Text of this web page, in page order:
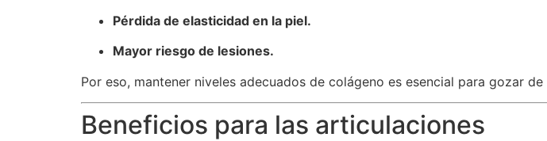
Pérdida de elasticidad en la piel.
Mayor riesgo de lesiones.
Por eso, mantener niveles adecuados de colágeno es esencial para gozar de
Beneficios para las articulaciones